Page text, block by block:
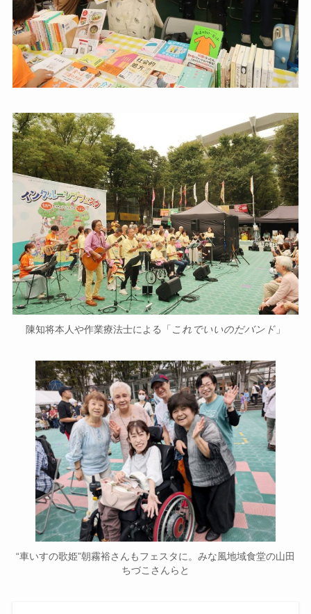
陳知将本人や作業療法士による「これでいいのだバンド 」
“車いすの歌姫”朝霧裕さんもフェスタに。みな風地域食堂の山田
ちづこさんらと